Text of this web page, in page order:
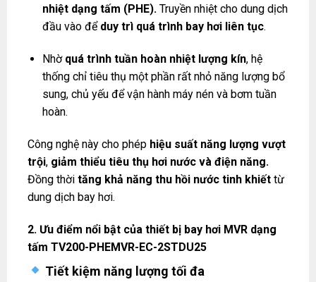
nhiệt dạng tấm (PHE). Truyền nhiệt cho dung dịch
đầu vào để duy trì quá trình bay hơi liên tục.
Nhờ quá trình tuần hoàn nhiệt lượng kín, hệ
thống chỉ tiêu thụ một phần rất nhỏ năng lượng bổ
sung, chủ yếu để vận hành máy nén và bơm tuần
hoàn.
Công nghệ này cho phép hiệu suất năng lượng vượt
trội, giảm thiểu tiêu thụ hơi nước và điện năng.
Đồng thờităng khả năng thu hồi nước tinh khiết từ
dung dịch bay hơi.
2. Ưu điểm nổi bật của thiết bị bay hơi MVR dạng
tấm TV200-PHEMVR-EC-2STDU25
Tiết kiệm năng lượng tối đa